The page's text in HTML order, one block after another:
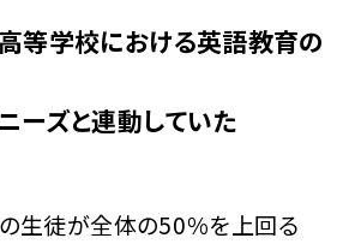
等学校における英語教育の
ーズと連動していた
生徒が全体の50％を上回る